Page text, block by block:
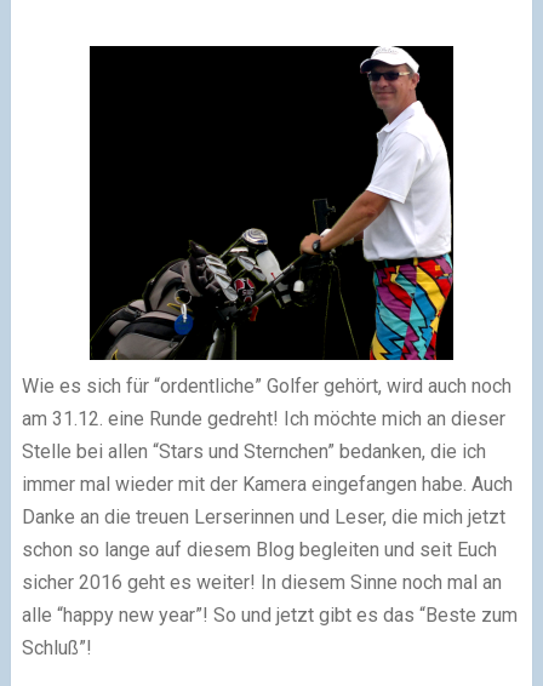
Wie es sich für “ordentliche” Golfer gehört, wird auch noch
am 31.12. eine Runde gedreht! Ich möchte mich an dieser
Stelle bei allen “Stars und Sternchen” bedanken, die ich
immer mal wieder mit der Kamera eingefangen habe. Auch
Danke an die treuen Lerserinnen und Leser, die mich jetzt
schon so lange auf diesem Blog begleiten und seit Euch
sicher 2016 geht es weiter! In diesem Sinne noch mal an
alle “happy new year”! So und jetzt gibt es das “Beste zum
Schluß”!